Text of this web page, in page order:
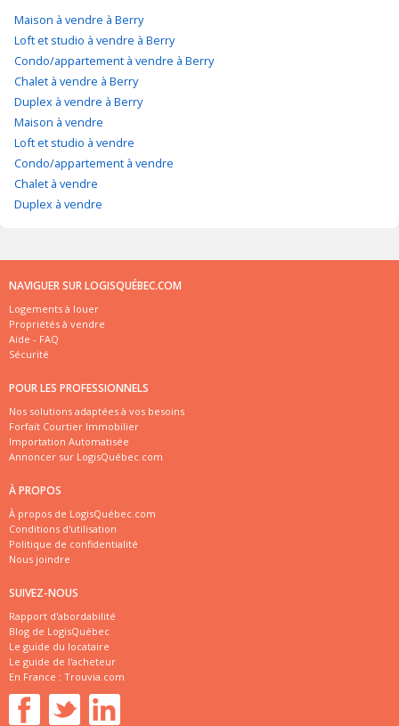
Maison à vendre à Berry
Loft et studio à vendre à Berry
Condo/appartement à vendre à Berry
Chalet à vendre à Berry
Duplex à vendre à Berry
Maison à vendre
Loft et studio à vendre
Condo/appartement à vendre
Chalet à vendre
Duplex à vendre
NAVIGUER SUR LOGISQUÉBEC.COM
Logements à louer
Propriétés à vendre
Aide - FAQ
Sécurité
POUR LES PROFESSIONNELS
Nos solutions adaptées à vos besoins
Forfait Courtier Immobilier
Importation Automatisée
Annoncer sur LogisQuébec.com
À PROPOS
À propos de LogisQuébec.com
Conditions d'utilisation
Politique de confidentialité
Nous joindre
SUIVEZ-NOUS
Rapport d'abordabilité
Blog de LogisQuébec
Le guide du locataire
Le guide de l'acheteur
En France : Trouvia.com